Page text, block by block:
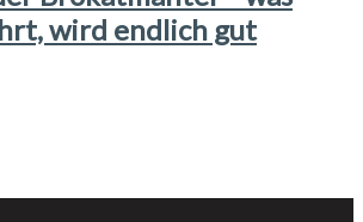
wird endlich gut